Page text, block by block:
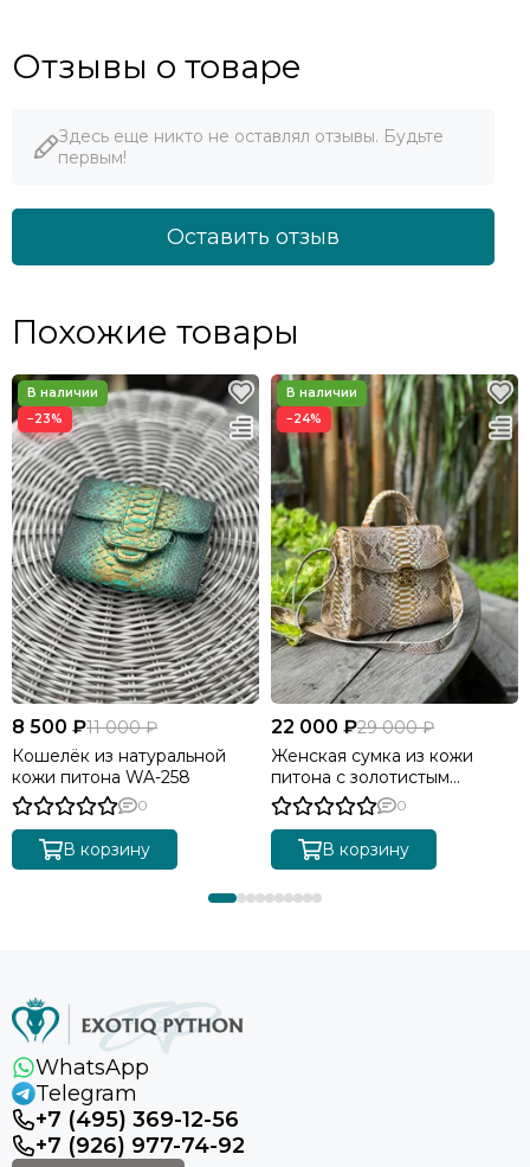
Отзывы о товаре
Здесь еще никто не оставлял отзывы. Будьте
первым!
Оставить отзыв
Похожие товары
−23%
8 500 ₽11 000 ₽
Кошелёк из натуральной
кожи питона WA-258
0
В корзину
−24%
22 000 ₽29 000 ₽
Женская сумка из кожи
питона с золотистым
градиентом BG-511
0
В корзину
WhatsApp
Telegram
+7 (495) 369-12-56
+7 (926) 977-74-92